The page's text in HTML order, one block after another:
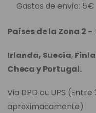
Gastos de envío: 5€
Países de la Zona 2
Irlanda, Suecia,
Checa y Portugal.
Via DPD ou UPS
aproximadamente)